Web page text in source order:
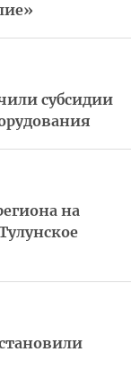
субсидии
на